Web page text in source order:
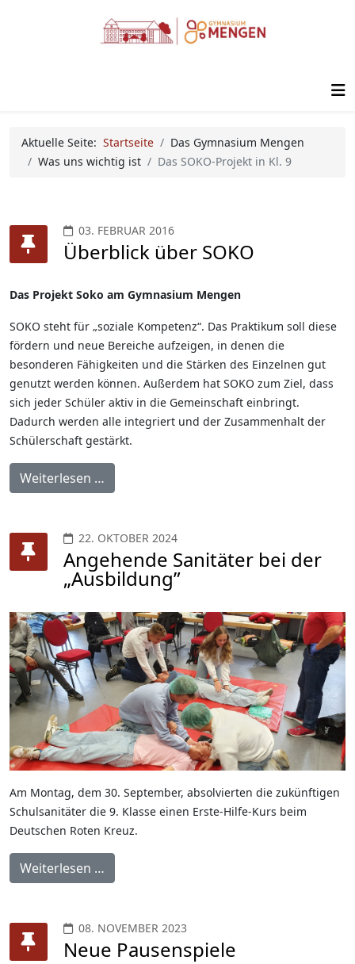
Aktuelle Seite: Startseite
Das Gymnasium Mengen
Was uns wichtig ist
Das SOKO-Projekt in Kl. 9
03. FEBRUAR 2016
Überblick über SOKO
Das Projekt Soko am Gymnasium Mengen
SOKO steht für „soziale Kompetenz“. Das Praktikum soll diese
fördern und neue Bereiche aufzeigen, in denen die
besonderen Fähigkeiten und die Stärken des Einzelnen gut
genutzt werden können. Außerdem hat SOKO zum Ziel, dass
sich jeder Schüler aktiv in die Gemeinschaft einbringt.
Dadurch werden alle integriert und der Zusammenhalt der
Schülerschaft gestärkt.
Weiterlesen …
22. OKTOBER 2024
Angehende Sanitäter bei der
„Ausbildung”
Am Montag, dem 30. September, absolvierten die zukünftigen
Schulsanitäter die 9. Klasse einen Erste-Hilfe-Kurs beim
Deutschen Roten Kreuz.
Weiterlesen …
08. NOVEMBER 2023
Neue Pausenspiele